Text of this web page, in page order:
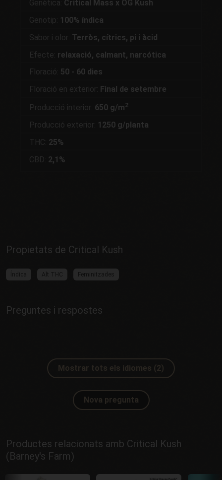
Genètica: Critical Mass x OG Kush
Genotip: 100% índica
Sabor i olor: Terròs, cítrics, pi i àcid
Efecte: relaxació, calmant, narcótica
Floració: 50 - 60 dies
Floració en exterior: Final de setembre
Producció interior: 650 g/m2
Producció exterior: 1250 g/planta
THC: 25%
CBD: 2,1%
Propietats de Critical Kush
Índica Alt THC Feminitzades
Preguntes i respostes
Mostrar tots els idiomes (2)
Nova pregunta
Productes relacionats amb Critical Kush
(Barney's Farm)